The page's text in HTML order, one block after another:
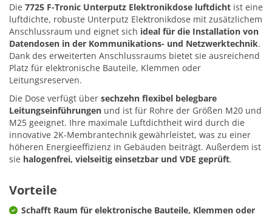
Die 7725 F-Tronic Unterputz Elektronikdose luftdicht ist eine
luftdichte, robuste Unterputz Elektronikdose mit zusätzlichem
Anschlussraum und eignet sich ideal für die Installation von
Datendosen in der Kommunikations- und Netzwerktechnik.
Dank des erweiterten Anschlussraums bietet sie ausreichend
Platz für elektronische Bauteile, Klemmen oder
Leitungsreserven.
Die Dose verfügt über sechzehn flexibel belegbare
Leitungseinführungen und ist für Rohre der Größen M20 und
M25 geeignet. Ihre maximale Luftdichtheit wird durch die
innovative 2K-Membrantechnik gewährleistet, was zu einer
höheren Energieeffizienz in Gebäuden beiträgt. Außerdem ist
sie halogenfrei, vielseitig einsetzbar und VDE geprüft.
Vorteile
Schafft Raum für elektronische Bauteile, Klemmen oder